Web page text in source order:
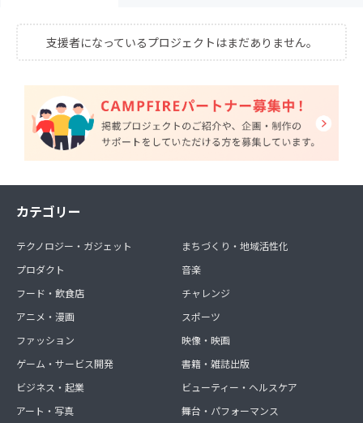
支援者になっているプロジェクトはまだありません。
カテゴリー
テクノロジー・ガジェット
プロダクト
フード・飲食店
アニメ・漫画
ファッション
ゲーム・サービス開発
ビジネス・起業
アート・写真
まちづくり・地域活性化
音楽
チャレンジ
スポーツ
映像・映画
書籍・雑誌出版
ビューティー・ヘルスケア
舞台・パフォーマンス